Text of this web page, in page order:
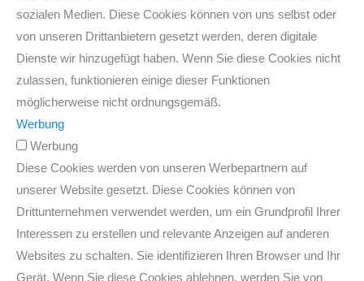
sozialen Medien. Diese Cookies können von uns selbst oder
von unseren Drittanbietern gesetzt werden, deren digitale
Dienste wir hinzugefügt haben. Wenn Sie diese Cookies nicht
zulassen, funktionieren einige dieser Funktionen
möglicherweise nicht ordnungsgemäß.
Werbung
Werbung
Diese Cookies werden von unseren Werbepartnern auf
unserer Website gesetzt. Diese Cookies können von
Drittunternehmen verwendet werden, um ein Grundprofil Ihrer
Interessen zu erstellen und relevante Anzeigen auf anderen
Websites zu schalten. Sie identifizieren Ihren Browser und Ihr
Gerät. Wenn Sie diese Cookies ablehnen, werden Sie von